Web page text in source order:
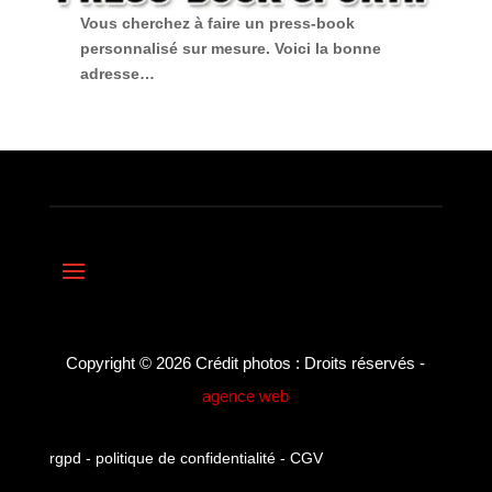
Vous cherchez à faire un press-book
personnalisé sur mesure. Voici la bonne
adresse…
Copyright © 2026 Crédit photos : Droits réservés -
agence web
rgpd - politique de confidentialité- CGV